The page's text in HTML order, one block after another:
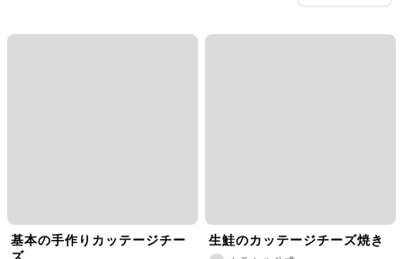
基本の手作りカッテージチー
ズ
生鮭のカッテージチーズ焼き